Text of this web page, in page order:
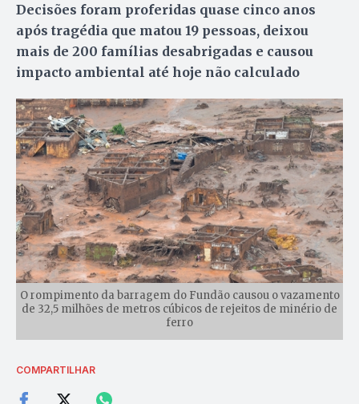
Decisões foram proferidas quase cinco anos
após tragédia que matou 19 pessoas, deixou
mais de 200 famílias desabrigadas e causou
impacto ambiental até hoje não calculado
O rompimento da barragem do Fundão causou o vazamento
de 32,5 milhões de metros cúbicos de rejeitos de minério de
ferro
COMPARTILHAR